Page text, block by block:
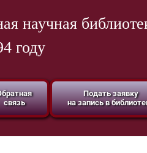
научная
году
связь
Подать заявку
на запись в